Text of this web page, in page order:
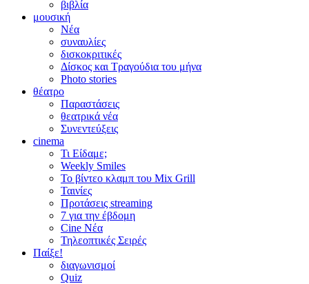
βιβλία
μουσική
Νέα
συναυλίες
δισκοκριτικές
Δίσκος και Τραγούδια του μήνα
Photo stories
θέατρο
Παραστάσεις
θεατρικά νέα
Συνεντεύξεις
cinema
Τι Είδαμε;
Weekly Smiles
Το βίντεο κλαμπ του Mix Grill
Ταινίες
Προτάσεις streaming
7 για την έβδομη
Cine Νέα
Τηλεοπτικές Σειρές
Παίξε!
διαγωνισμοί
Quiz